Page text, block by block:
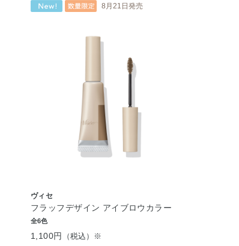
8月21日発売
ヴィセ
フラッフデザイン アイブロウカラー
全6色
1,100円 （税込）※